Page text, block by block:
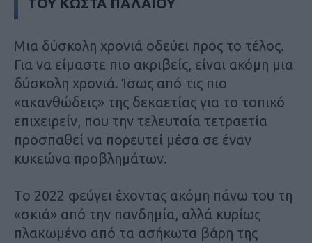
TOY KΩΣΤΑ ΠΑΛΑΙΟΥ
Μια δύσκολη χρονιά οδεύει προς το τέλος.
Για να είμαστε πιο ακριβείς, είναι ακόμη μια
δύσκολη χρονιά. Ίσως από τις πιο
«ακανθώδεις» της δεκαετίας για το τοπικό
επιχειρείν, που την τελευταία τετραετία
προσπαθεί να πορευτεί μέσα σε έναν
κυκεώνα προβλημάτων.
Το 2022 φεύγει έχοντας ακόμη πάνω του τη
«σκιά» από την πανδημία, αλλά κυρίως
πλακωμένο από τα ασήκωτα βάρη της